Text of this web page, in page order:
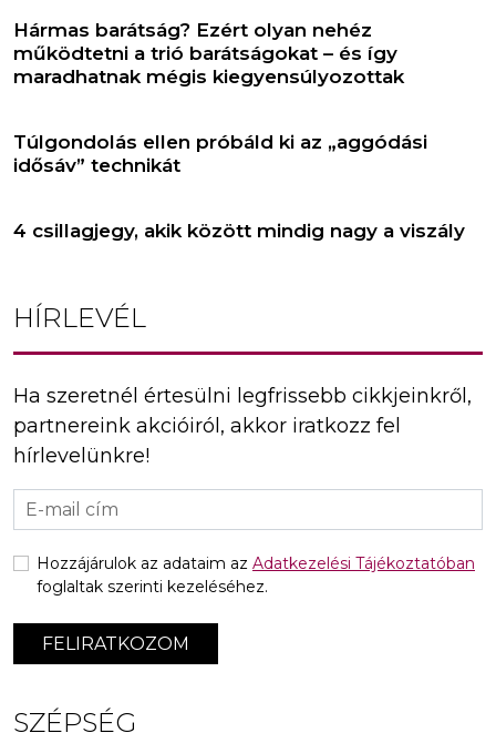
Hármas barátság? Ezért olyan nehéz
működtetni a trió barátságokat – és így
maradhatnak mégis kiegyensúlyozottak
Túlgondolás ellen próbáld ki az „aggódási
idősáv” technikát
4 csillagjegy, akik között mindig nagy a viszály
HÍRLEVÉL
Ha szeretnél értesülni legfrissebb cikkjeinkről,
partnereink akcióiról, akkor iratkozz fel
hírlevelünkre!
FELIRATKOZOM
Hozzájárulok az adataim az Adatkezelési Tájékoztatóban
foglaltak szerinti kezeléséhez.
SZÉPSÉG